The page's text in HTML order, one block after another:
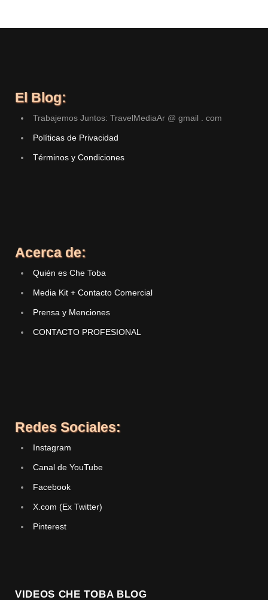
El Blog:
Trabajemos Juntos: TravelMediaAr @ gmail . com
Políticas de Privacidad
Términos y Condiciones
Acerca de:
Quién es Che Toba
Media Kit + Contacto Comercial
Prensa y Menciones
CONTACTO PROFESIONAL
Redes Sociales:
Instagram
Canal de YouTube
Facebook
X.com (Ex Twitter)
Pinterest
VIDEOS CHE TOBA BLOG